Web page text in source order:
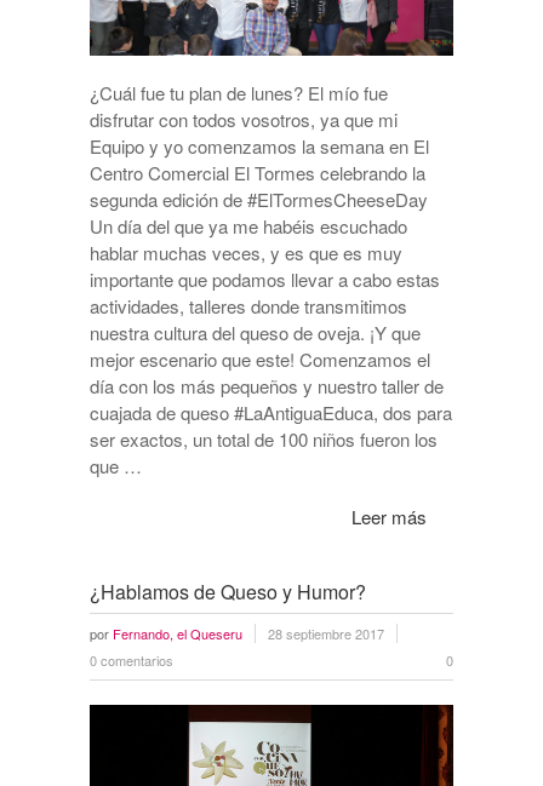
¿Cuál fue tu plan de lunes? El mío fue
disfrutar con todos vosotros, ya que mi
Equipo y yo comenzamos la semana en El
Centro Comercial El Tormes celebrando la
segunda edición de #ElTormesCheeseDay
Un día del que ya me habéis escuchado
hablar muchas veces, y es que es muy
importante que podamos llevar a cabo estas
actividades, talleres donde transmitimos
nuestra cultura del queso de oveja. ¡Y que
mejor escenario que este! Comenzamos el
día con los más pequeños y nuestro taller de
cuajada de queso #LaAntiguaEduca, dos para
ser exactos, un total de 100 niños fueron los
que …
Leer más
¿Hablamos de Queso y Humor?
por Fernando, el Queseru
28 septiembre 2017
0 comentarios
0